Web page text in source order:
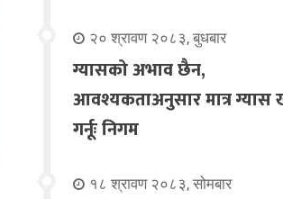
२० श्रावण २०८३, बुधबार
ग्यासको अभाव छैन,
आवश्यकताअनुसार मात्र ग्यास
गर्नूः निगम
१८ श्रावण २०८३, सोमबार